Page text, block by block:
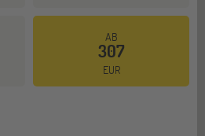
AB
307
EUR